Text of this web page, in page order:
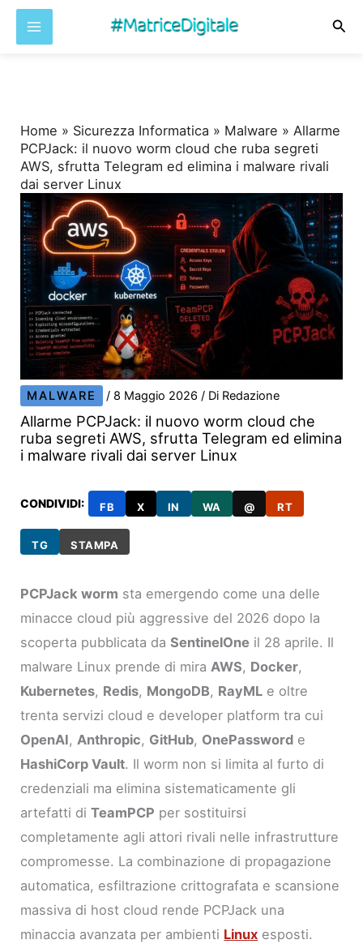
Home » Sicurezza Informatica » Malware »Allarme
PCPJack: il nuovo worm cloud che ruba segreti
AWS, sfrutta Telegram ed elimina i malware rivali
dai server Linux
MALWARE / 8 Maggio 2026/ Di Redazione
Allarme PCPJack: il nuovo worm cloud che
ruba segreti AWS, sfrutta Telegram ed elimina
i malware rivali dai server Linux
CONDIVIDI: FB X IN WA @ RT
TG STAMPA
PCPJack worm sta emergendo come una delle
minacce cloud più aggressive del 2026 dopo la
scoperta pubblicata daSentinelOne il 28 aprile. Il
malware Linux prende di miraAWS, Docker,
Kubernetes, Redis, MongoDB, RayML e oltre
trenta servizi cloud e developer platform tra cui
OpenAI,Anthropic, GitHub, OnePassword e
HashiCorp Vault. Il worm non si limita al furto di
credenziali ma elimina sistematicamente gli
artefatti diTeamPCP per sostituirsi
completamente agli attori rivali nelle infrastrutture
compromesse. La combinazione di propagazione
automatica, esfiltrazione crittografata e scansione
massiva di host cloud rende PCPJack una
minaccia avanzata per ambienti Linux esposti.